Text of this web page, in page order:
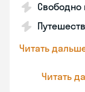
Свободно
Читать
Читать